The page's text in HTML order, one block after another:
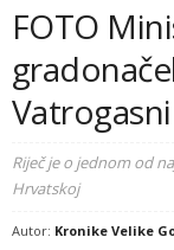
FOTO
Riječ je o jednom od
Hrvatskoj
Autor: Kronike Velike